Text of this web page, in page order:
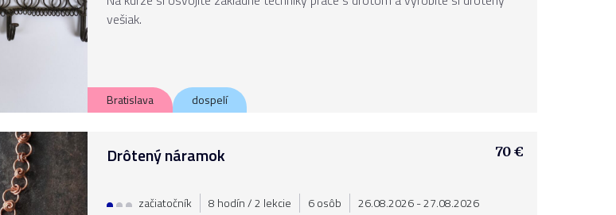
Bratislava dospelí
vešiak.
Drôtený náramok 70 €
začiatočník 8 hodín / 2 lekcie 6 osôb 26.08.2026 - 27.08.2026